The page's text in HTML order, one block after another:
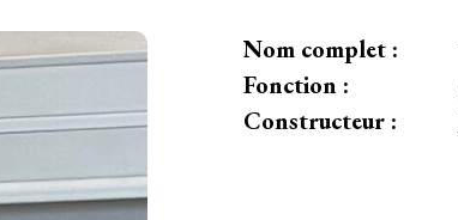
Nom complet :
Fonction :
Constructeur :